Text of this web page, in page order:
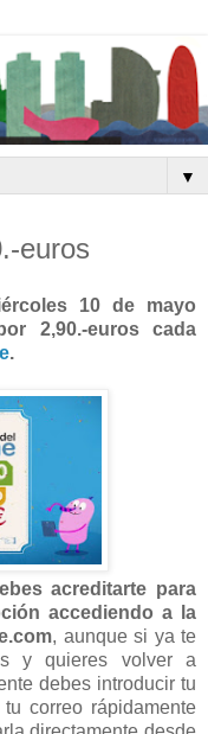
▼
euros
10 de mayo
2,90.-euros cada
.
acreditarte para
accediendo a la
, aunque si ya te
y quieres volver a
debes introducir tu
correo rápidamente